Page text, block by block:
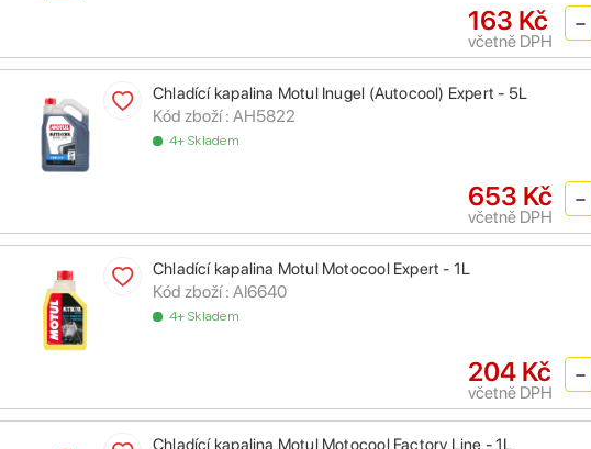
163 Kč
včetně DPH
Chladící kapalina Motul Inugel (Autocool) Expert - 5L
Kód zboží : AH5822
4+ Skladem
653 Kč
včetně DPH
Chladící kapalina Motul Motocool Expert - 1L
Kód zboží : AI6640
4+ Skladem
204 Kč
včetně DPH